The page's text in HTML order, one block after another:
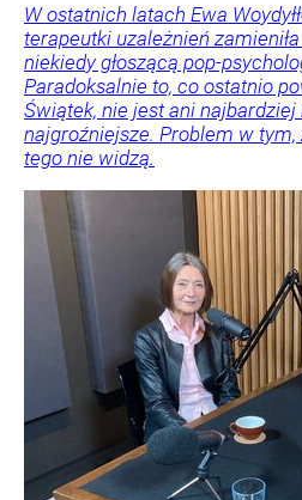
W ostatnich latach Ewa
terapeutki uzależnień
niekiedy głoszącą pop-
Paradoksalnie to, co ostatnio
Świątek, nie jest ani
najgroźniejsze. Problem w
tego nie widzą.